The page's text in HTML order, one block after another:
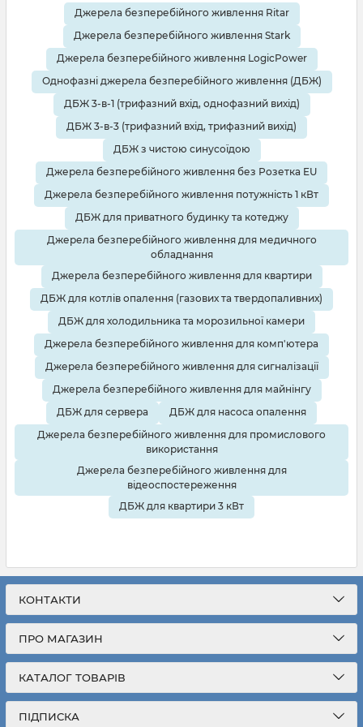
Джерела безперебійного живлення Ritar
Джерела безперебійного живлення Stark
Джерела безперебійного живлення LogicPower
Однофазні джерела безперебійного живлення (ДБЖ)
ДБЖ 3-в-1 (трифазний вхід, однофазний вихід)
ДБЖ 3-в-3 (трифазний вхід, трифазний вихід)
ДБЖ з чистою синусоїдою
Джерела безперебійного живлення без Розетка EU
Джерела безперебійного живлення потужність 1 кВт
ДБЖ для приватного будинку та котеджу
Джерела безперебійного живлення для медичного
обладнання
Джерела безперебійного живлення для квартири
ДБЖ для котлів опалення (газових та твердопаливних)
ДБЖ для холодильника та морозильної камери
Джерела безперебійного живлення для комп'ютера
Джерела безперебійного живлення для сигналізації
Джерела безперебійного живлення для майнінгу
ДБЖ для сервера
ДБЖ для насоса опалення
Джерела безперебійного живлення для промислового
використання
Джерела безперебійного живлення для
відеоспостереження
ДБЖ для квартири 3 кВт
КОНТАКТИ
ПРО МАГАЗИН
КАТАЛОГ ТОВАРІВ
ПІДПИСКА